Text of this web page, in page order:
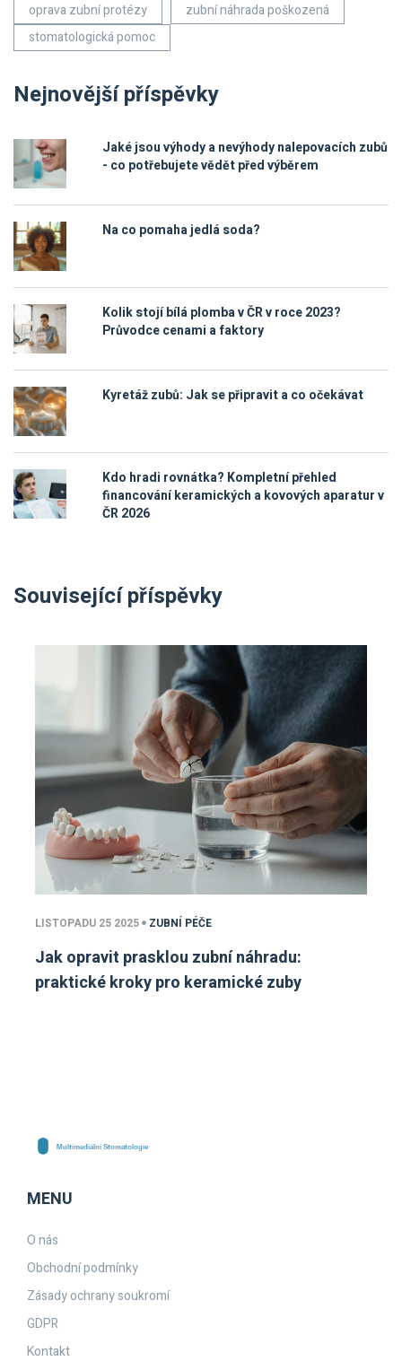
oprava zubní protézy
zubní náhrada poškozená
stomatologická pomoc
Nejnovější příspěvky
Jaké jsou výhody a nevýhody nalepovacích zubů
- co potřebujete vědět před výběrem
Na co pomaha jedlá soda?
Kolik stojí bílá plomba v ČR v roce 2023?
Průvodce cenami a faktory
Kyretáž zubů: Jak se připravit a co očekávat
Kdo hradi rovnátka? Kompletní přehled
financování keramických a kovových aparatur v
ČR 2026
Související příspěvky
LISTOPADU 25 2025 ZUBNÍ PÉČE
Jak opravit prasklou zubní náhradu:
praktické kroky pro keramické zuby
MENU
O nás
Obchodní podmínky
Zásady ochrany soukromí
GDPR
Kontakt